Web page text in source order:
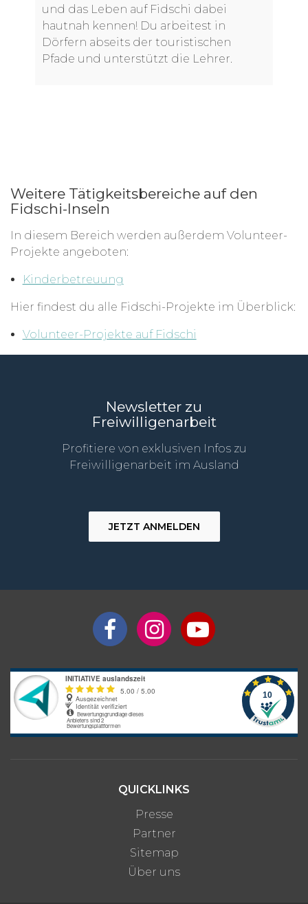
und das Leben auf Fidschi dabei
hautnah kennen! Du arbeitest in
Dörfern abseits der touristischen
Pfade und unterstützt die Lehrer.
Weitere Tätigkeitsbereiche auf den
Fidschi-Inseln
In diesem Bereich werden außerdem Volunteer-
Projekte angeboten:
Kinderbetreuung
Hier findest du alle Fidschi-Projekte im Überblick:
Volunteer-Projekte auf Fidschi
Newsletter zu
Freiwilligenarbeit
Profitiere von exklusiven Infos zu
Freiwilligenarbeit im Ausland
JETZT ANMELDEN
QUICKLINKS
Presse
Partner
Sitemap
Über uns